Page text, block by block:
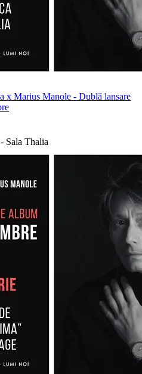
x Marius Manole - Dublă lansare
Sala Thalia